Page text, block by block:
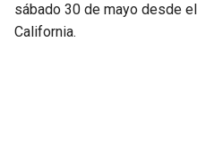
sábado 30 de mayo desde
California.